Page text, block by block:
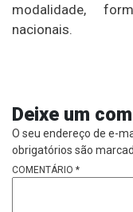
modalidade,
nacionais.
Deixe um
O seu endereço de e-
obrigatórios são
COMENTÁRIO *